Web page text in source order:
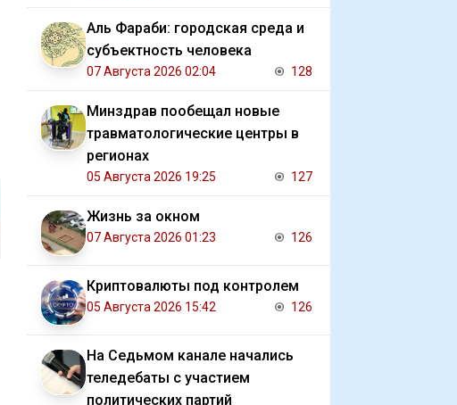
Аль Фараби: городская среда и
субъектность человека
07 Августа 2026 02:04 128
Минздрав пообещал новые
травматологические центры в
регионах
05 Августа 2026 19:25 127
Жизнь за окном
07 Августа 2026 01:23 126
Криптовалюты под контролем
05 Августа 2026 15:42 126
На Седьмом канале начались
теледебаты с участием
политических партий